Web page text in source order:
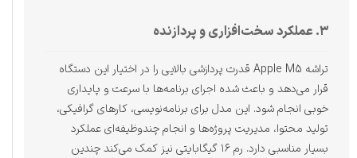
۳. عملکرد سخت‌افزاری و پردازنده
تراشه Apple M5 قدرت پردازشی بالایی را در اختیار این دستگاه
قرار می‌دهد و باعث شده اجرای برنامه‌ها با سرعت و پایداری
خوبی انجام شود. این مدل برای برنامه‌نویسی، کارهای گرافیکی،
تولید محتوا، مدیریت پروژه‌ها و انجام چندوظیفه‌ای عملکرد
بسیار مناسبی دارد. رم ۱۶ گیگابایتی نیز کمک می‌کند چندین